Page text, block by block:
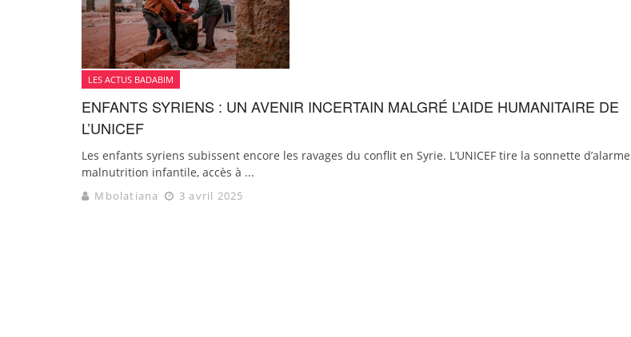
LES ACTUS BADABIM
ENFANTS SYRIENS : UN AVENIR INCERTAIN MALGRÉ L’AIDE HUMANITAIRE DE
L’UNICEF
Les enfants syriens subissent encore les ravages du conflit en Syrie. L’UNICEF tire la sonnette
malnutrition infantile, accès à ...
Mbolatiana 3 avril 2025